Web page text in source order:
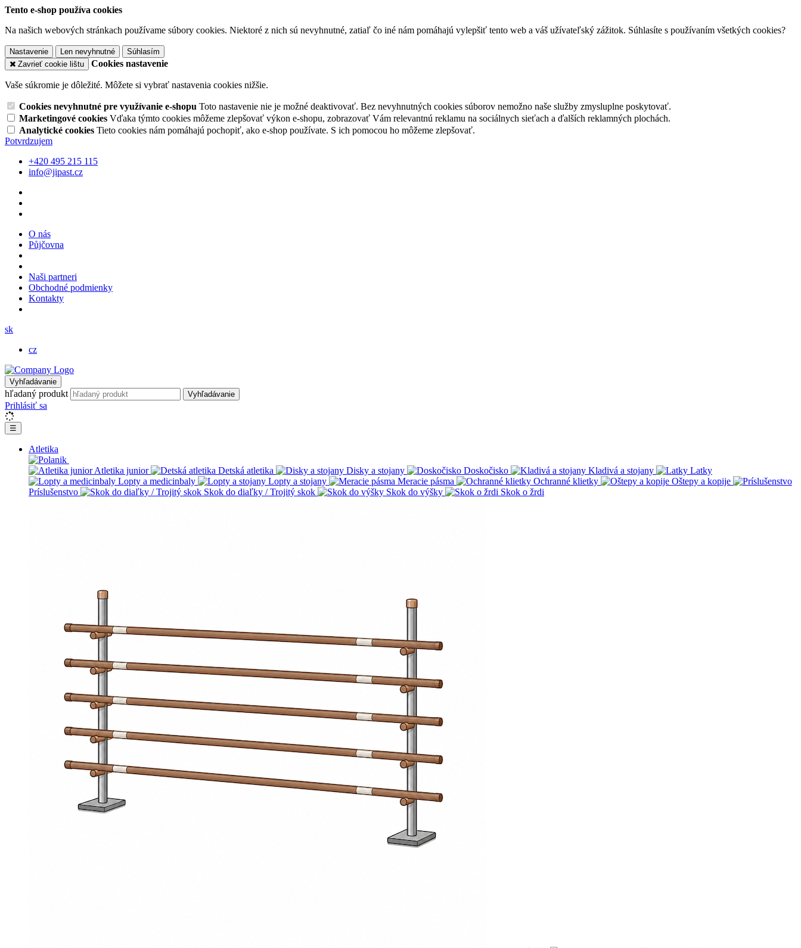
Tento e-shop používa cookies
Na našich webových stránkach používame súbory cookies. Niektoré z nich sú nevyhnutné, zatiaľ čo iné nám pomáhajú vylepšiť tento web a váš užívateľský zážitok. Súhlasíte s používaním všetkých cookies?
Nastavenie Len nevyhnutné
Súhlasím
Zavrieť cookie lištu
Cookies nastavenie
Vaše súkromie je dôležité. Môžete si vybrať nastavenia cookies nižšie.
Cookies nevyhnutné pre využívanie e-shopu Toto nastavenie nie je možné deaktivovať. Bez nevyhnutných cookies súborov nemožno naše služby zmysluplne poskytovať.
Marketingové cookies Vďaka týmto cookies môžeme zlepšovať výkon e-shopu, zobrazovať Vám relevantnú reklamu na sociálnych sieťach a ďalších reklamných plochách.
Analytické cookies Tieto cookies nám pomáhajú pochopiť, ako e-shop používate. S ich pomocou ho môžeme zlepšovať.
Potvrdzujem
+420 495 215 115
info@jipast.cz
O nás
Půjčovna
Naši partneri
Obchodné podmienky
Kontakty
sk
cz
Vyhľadávanie
hľadaný produkt Vyhľadávanie
Prihlásiť sa
☰
Atletika
Atletika junior Detská atletika Disky a stojany Doskočisko Kladivá a stojany
Latky
Lopty a medicinbaly
Lopty a stojany Meracie pásma Ochranné klietky
Oštepy a kopije
Príslušenstvo
Skok do diaľky / Trojitý skok Skok do výšky Skok o žrdi